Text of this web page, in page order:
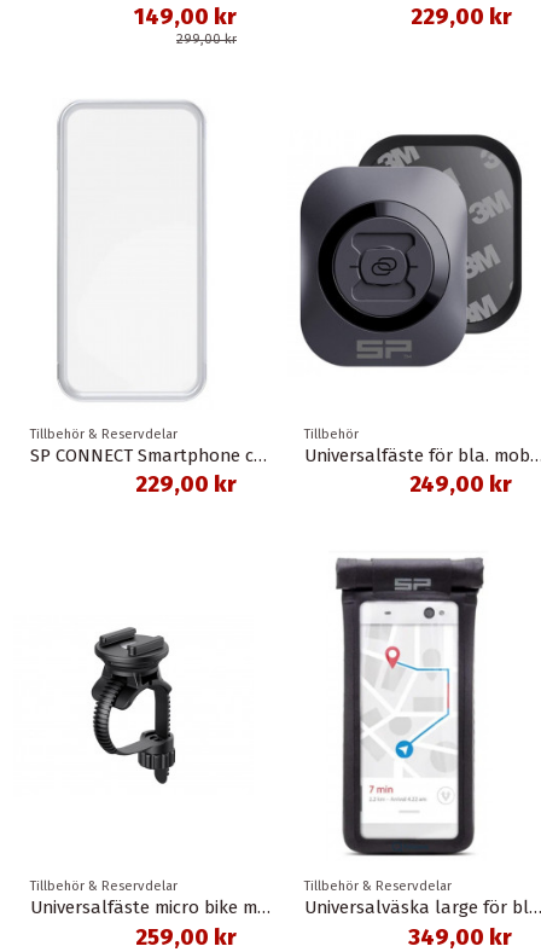
149,00 kr
299,00 kr
229,00 kr
Tillbehör & Reservdelar
SP CONNECT Smartphone cover SP Weather Cover iPhone 16 Pro Max
229,00 kr
Tillbehör
Universalfäste för bla.
249,00 kr
Tillbehör & Reservdelar
Universalfäste micro bike mount spc/spc+ sp connect
259,00 kr
Tillbehör & Reservdelar
Universalväska large för bla. mobiltelefon spc+ sp connect
349,00 kr